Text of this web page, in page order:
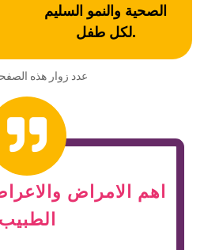
الصحية والنمو السليم
لكل طفل.
عدد زوار هذه
اهم الامراض
الطبيب